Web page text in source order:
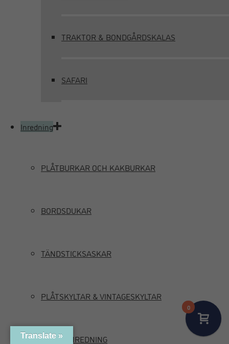
TRAKTOR & BONDGÅRDSKALAS
SAFARI
Inredning
PLÅTBURKAR OCH KAKBURKAR
BORDSDUKAR
TÄNDSTICKSASKAR
PLÅTSKYLTAR & VINTAGESKYLTAR
MARIN INREDNING
0
Translate »